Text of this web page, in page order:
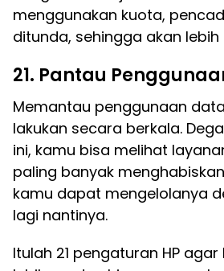
menggunakan kuota,
ditunda, sehingga akan lebih
21. Pantau
Memantau penggunaan
lakukan secara berkala.
ini, kamu bisa melihat
paling banyak
kamu dapat mengelolanya
lagi nantinya.
Itulah 21 pengaturan HP